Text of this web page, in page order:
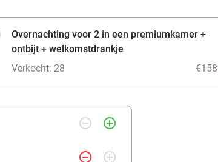
Overnachting voor 2 in een premiumkamer +
ontbijt + welkomstdrankje
Verkocht: 28 €158
remove_circle_outline add_circle_outline
remove_circle_outline add_circle_outline